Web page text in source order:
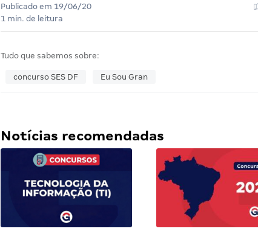
Publicado em 19/06/20
1 min. de leitura
Tudo que sabemos sobre:
concurso SES DF Eu Sou Gran
Notícias recomendadas